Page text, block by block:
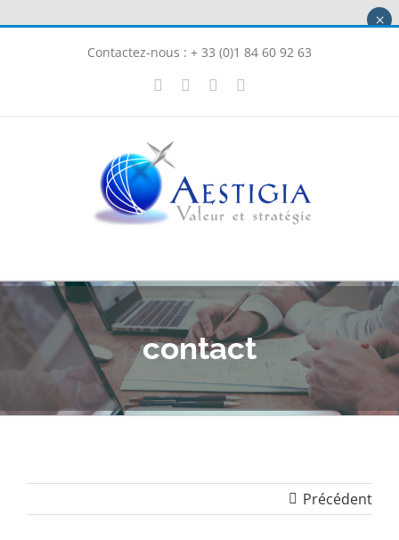
Contactez-nous : + 33 (0)1 84 60 92 63
LinkedInInstagram
contact
Précédent
×